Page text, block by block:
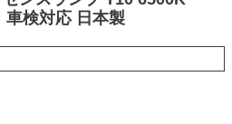
車検対応 日本製